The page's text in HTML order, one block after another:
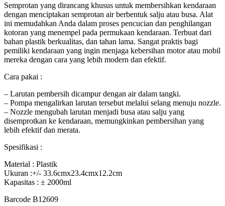
Semprotan yang dirancang khusus untuk membersihkan kendaraan
dengan menciptakan semprotan air berbentuk salju atau busa. Alat
ini memudahkan Anda dalam proses pencucian dan penghilangan
kotoran yang menempel pada permukaan kendaraan. Terbuat dari
bahan plastik berkualitas, dan tahan lama. Sangat praktis bagi
pemiliki kendaraan yang ingin menjaga kebersihan motor atau mobil
mereka dengan cara yang lebih modern dan efektif.
Cara pakai :
– Larutan pembersih dicampur dengan air dalam tangki.
– Pompa mengalirkan larutan tersebut melalui selang menuju nozzle.
– Nozzle mengubah larutan menjadi busa atau salju yang
disemprotkan ke kendaraan, memungkinkan pembersihan yang
lebih efektif dan merata.
Spesifikasi :
Material : Plastik
Ukuran :+/- 33.6cmx23.4cmx12.2cm
Kapasitas : ± 2000ml
Barcode B12609